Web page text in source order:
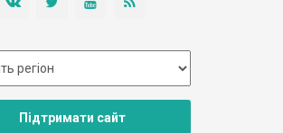
Підтримати сайт